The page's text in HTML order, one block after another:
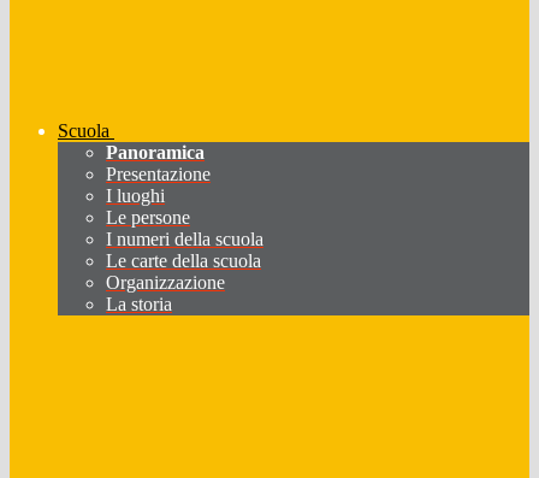
Scuola
Panoramica
Presentazione
I luoghi
Le persone
I numeri della scuola
Le carte della scuola
Organizzazione
La storia